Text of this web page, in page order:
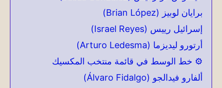
برايان لوبيز (Brian López)
إسرائيل رييس (Israel Reyes)
أرتورو ليديزما (Arturo Ledesma)
⚙️ خط الوسط في قائمة منتخب المكسيك
ألفارو فيدالجو (Álvaro Fidalgo)